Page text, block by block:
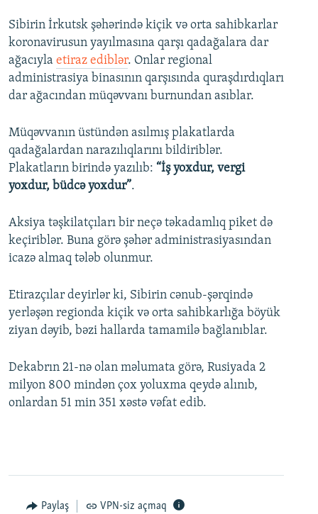
XƏBƏR BÜLLETENLƏRIMIZ
Sibirin İrkutsk şəhərində kiçik və orta sahibkarlar
koronavirusun yayılmasına qarşı qadağalara dar
ağacıyla etiraz ediblər. Onlar regional
administrasiya binasının qarşısında quraşdırdıqları
dar ağacından müqəvvanı burnundan asıblar.
Müqəvvanın üstündən asılmış plakatlarda
qadağalardan narazılıqlarını bildiriblər.
Plakatların birində yazılıb: “İş yoxdur, vergi
yoxdur, büdcə yoxdur”.
Aksiya təşkilatçıları bir neçə təkadamlıq piket də
keçiriblər. Buna görə şəhər administrasiyasından
icazə almaq tələb olunmur.
Etirazçılar deyirlər ki, Sibirin cənub-şərqində
yerləşən regionda kiçik və orta sahibkarlığa böyük
ziyan dəyib, bəzi hallarda tamamilə bağlanıblar.
Dekabrın 21-nə olan məlumata görə, Rusiyada 2
milyon 800 mindən çox yoluxma qeydə alınıb,
onlardan 51 min 351 xəstə vəfat edib.
Paylaş VPN-siz açmaq